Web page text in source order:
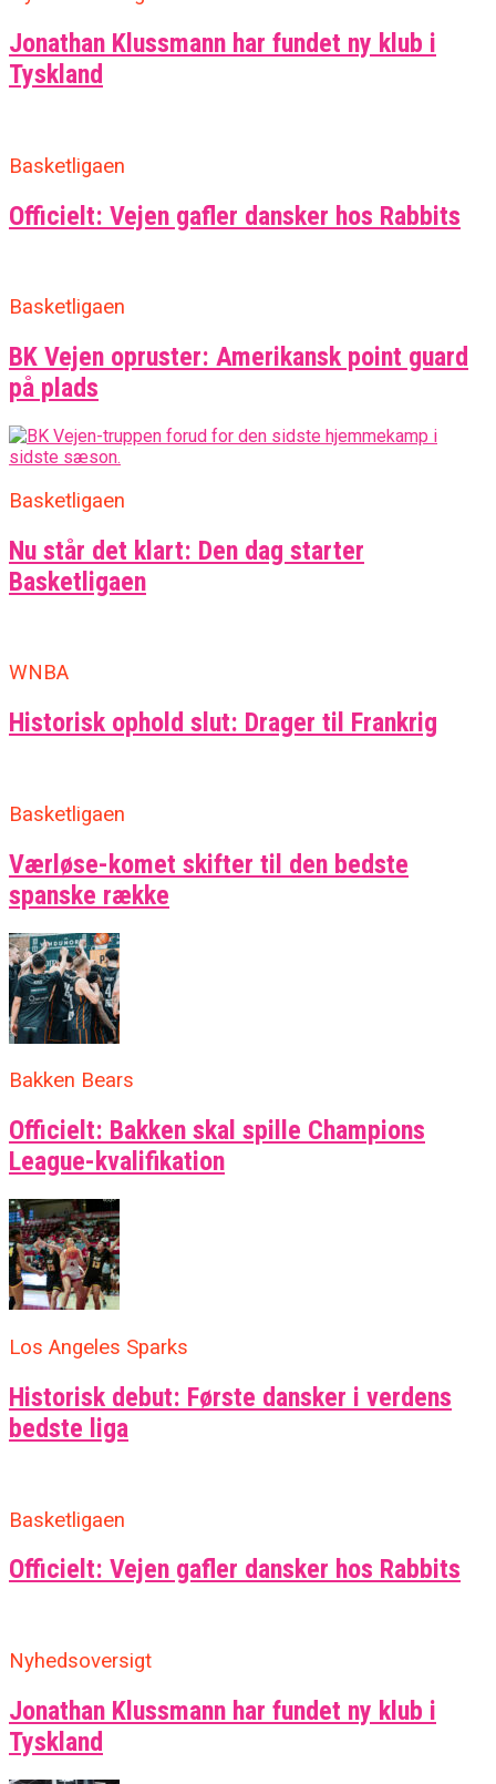
Jonathan Klussmann har fundet ny klub i
Tyskland
Basketligaen
Officielt: Vejen gafler dansker hos Rabbits
Basketligaen
BK Vejen opruster: Amerikansk point guard
på plads
Basketligaen
Nu står det klart: Den dag starter
Basketligaen
WNBA
Historisk ophold slut: Drager til Frankrig
Basketligaen
Værløse-komet skifter til den bedste
spanske række
Bakken Bears
Officielt: Bakken skal spille Champions
League-kvalifikation
Los Angeles Sparks
Historisk debut: Første dansker i verdens
bedste liga
Basketligaen
Officielt: Vejen gafler dansker hos Rabbits
Nyhedsoversigt
Jonathan Klussmann har fundet ny klub i
Tyskland